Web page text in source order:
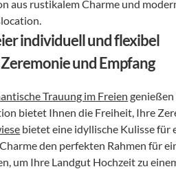
aus rustikalem Charme und
individuell und flexibel
und Empfang
Trauung im Freien genießen
bietet Ihnen die Freiheit, Ihre
bietet eine idyllische Kulisse für
den perfekten Rahmen für
um Ihre Landgut Hochzeit zu